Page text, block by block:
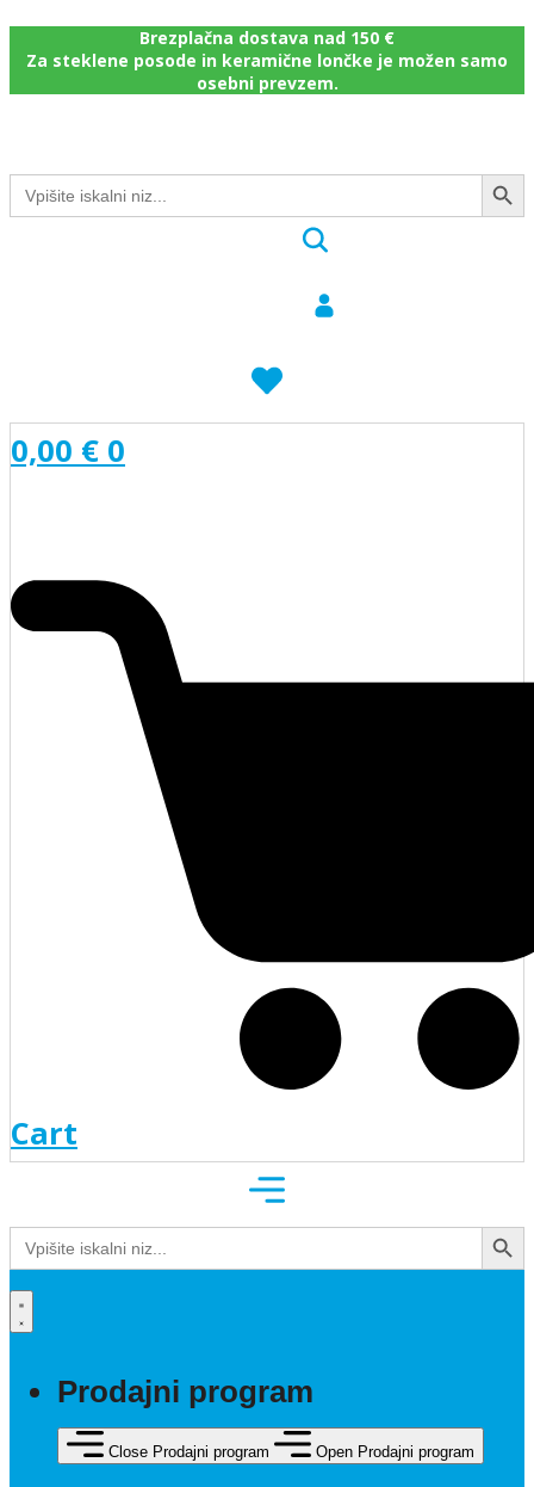
Brezplačna dostava nad 150 €
Za steklene posode in keramične lončke je možen samo
osebni prevzem.
Search
for:
Search Button
0,00 € 0
Cart
Search
for:
Search Button
Prodajni program
Close Prodajni program Open Prodajni program